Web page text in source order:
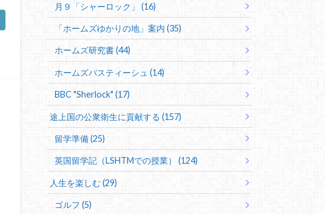
月９「シャーロック」 (16)
「ホームズゆかりの地」案内 (35)
ホームズ研究書 (44)
ホームズパスティーシュ (14)
BBC "Sherlock" (17)
途上国の公衆衛生に貢献する (157)
留学準備 (25)
英国留学記（LSHTMでの授業） (124)
人生を楽しむ (29)
ゴルフ (5)